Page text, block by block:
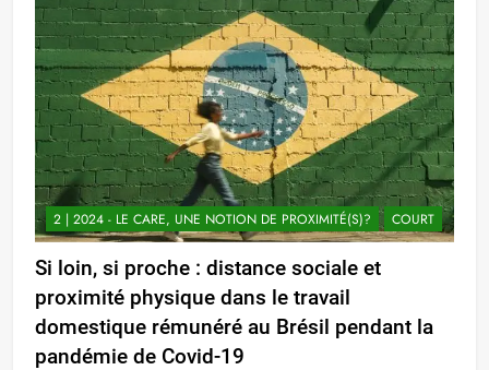
2 | 2024 - LE CARE, UNE NOTION DE PROXIMITÉ(S)? COURT
Si loin, si proche : distance sociale et
proximité physique dans le travail
domestique rémunéré au Brésil pendant la
pandémie de Covid-19